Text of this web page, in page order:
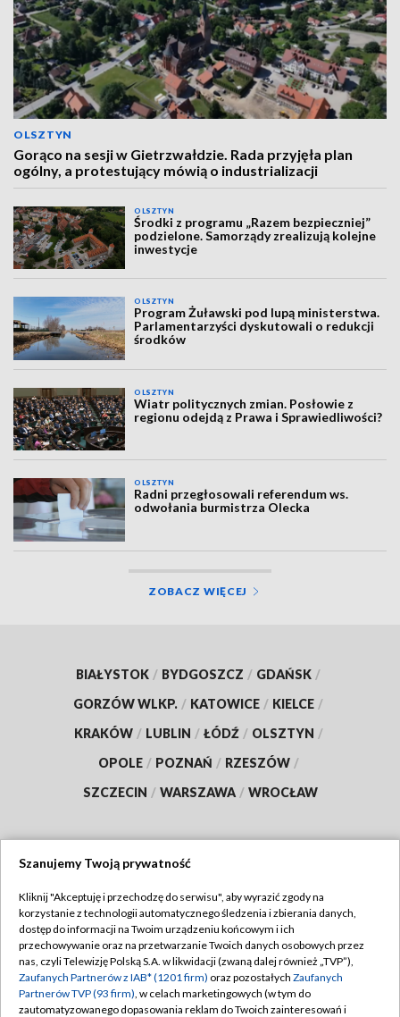
OLSZTYN
Gorąco na sesji w Gietrzwałdzie. Rada przyjęła plan
ogólny, a protestujący mówią o industrializacji
OLSZTYN
Środki z programu „Razem bezpieczniej”
podzielone. Samorządy zrealizują kolejne
inwestycje
OLSZTYN
Program Żuławski pod lupą ministerstwa.
Parlamentarzyści dyskutowali o redukcji
środków
OLSZTYN
Wiatr politycznych zmian. Posłowie z
regionu odejdą z Prawa i Sprawiedliwości?
OLSZTYN
Radni przegłosowali referendum ws.
odwołania burmistrza Olecka
ZOBACZ WIĘCEJ
BIAŁYSTOK / BYDGOSZCZ / GDAŃSK /
GORZÓW WLKP. / KATOWICE / KIELCE /
KRAKÓW / LUBLIN / ŁÓDŹ / OLSZTYN /
OPOLE / POZNAŃ / RZESZÓW /
SZCZECIN / WARSZAWA / WROCŁAW
TVP
Abonament TVP
Emisja w TVP
Centrum informacji TVP
Regulamin TVP
Polityka prywatności
Moje zgody
Szanujemy Twoją prywatność
Kliknij "Akceptuję i przechodzę do serwisu", aby wyrazić zgody na
korzystanie z technologii automatycznego śledzenia i zbierania danych,
dostęp do informacji na Twoim urządzeniu końcowym i ich
przechowywanie oraz na przetwarzanie Twoich danych osobowych przez
nas, czyli Telewizję Polską S.A. w likwidacji (zwaną dalej również „TVP”),
Zaufanych Partnerów z IAB* (1201 firm) oraz pozostałych Zaufanych
Partnerów TVP (93 firm), w celach marketingowych (w tym do
zautomatyzowanego dopasowania reklam do Twoich zainteresowań i